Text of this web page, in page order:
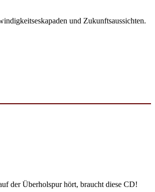
und Zukunftsaussichten.
der Überholspur hört, braucht diese CD!